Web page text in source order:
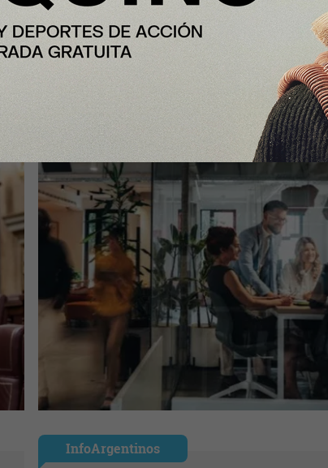
InfoJobs registra más de 50.200
vacantes en julio en Cataluña, con
impulso de educación y formación
InfoArgentinos